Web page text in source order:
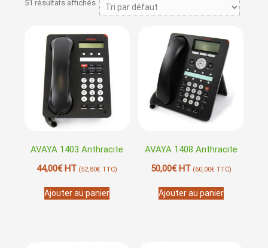
51 résultats affichés
AVAYA 1403 Anthracite
44,00€HT (52,80€ TTC)
Ajouter au panier
AVAYA 1408 Anthracite
50,00€HT (60,00€TTC)
Ajouter au panier